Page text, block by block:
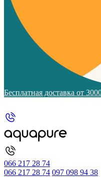
Бесплатная доставка от
066 217 28 74
066 217 28 74 097 098 94 38